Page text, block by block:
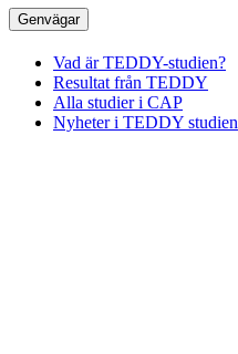
Genvägar
Vad är TEDDY-studien?
Resultat från TEDDY
Alla studier i CAP
Nyheter i TEDDY studien